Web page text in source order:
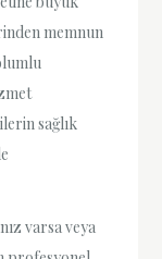
memnun
sağlık
varsa veya